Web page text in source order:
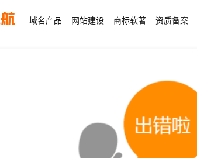
域名产品 网站建设 商标软著 资质备案